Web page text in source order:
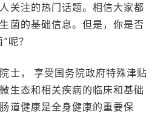
关注的热门话题。相信大家都
菌的基础信息。但是，你是否
呢？
士， 享受国务院政府特殊津贴
生态和相关疾病的临床和基础
道健康是全身健康的重要保